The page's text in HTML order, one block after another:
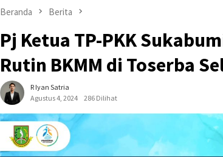
Beranda Berita
Pj Ketua TP-PKK
Rutin BKMM di Toserba
R Iyan Satria
Agustus 4, 2024
286 Dilihat